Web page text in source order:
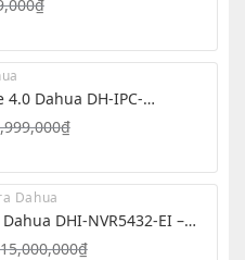
₫
4.0 Dahua DH-IPC-
₫
Dahua
DHI-NVR5432-EI –
15,000,000₫